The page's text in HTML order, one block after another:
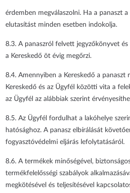
érdemben megválaszolni. Ha a panaszt
elutasítást minden esetben indokolja.
8.3. A panaszról felvett jegyzőkönyvet
a Kereskedő öt évig megőrzi.
8.4. Amennyiben a Kereskedő a panaszt
Kereskedő és az Ügyfél közötti vita a
az Ügyfél az alábbiak szerint
8.5. Az Ügyfél fordulhat a lakóhelye
hatósághoz. A panasz elbírálását
fogyasztóvédelmi eljárás lefolytatásáról.
8.6. A termékek minőségével,
termékfelelősségi szabályok
megkötésével és teljesítésével